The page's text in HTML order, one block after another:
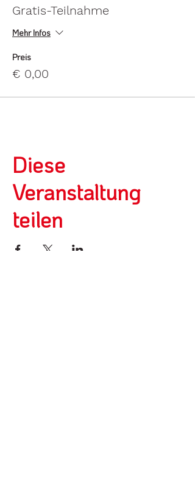
Gratis-Teilnahme
Mehr Infos
Preis
€ 0,00
Diese
Veranstaltung
teilen